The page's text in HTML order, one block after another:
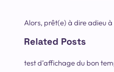
Alors, prêt(e) à dire adieu à
Related Posts
test d’affichage du bon